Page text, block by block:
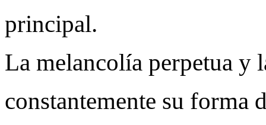
principal.
La melancolía perpetua y
constantemente su forma